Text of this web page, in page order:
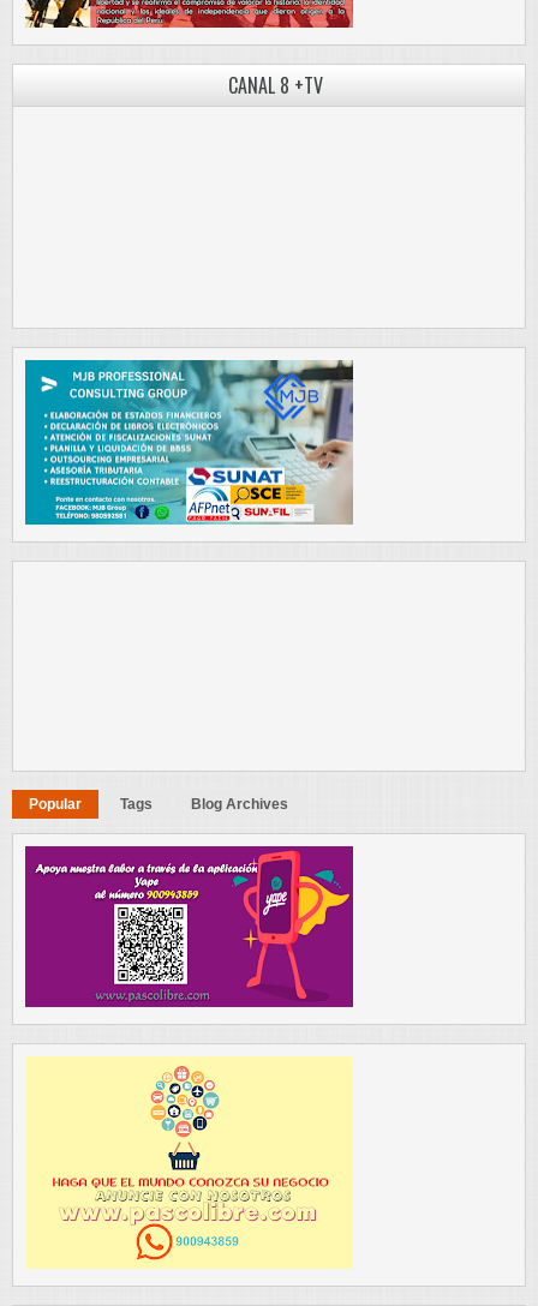
CANAL 8 +TV
Popular Tags Blog Archives